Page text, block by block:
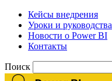
Кейсы внедрения
Уроки и руководства
Новости о Power BI
Контакты
Поиск